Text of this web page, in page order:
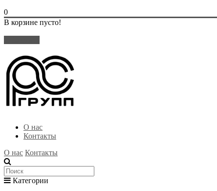
0
В корзине пусто!
О нас
Контакты
О нас Контакты
Категории